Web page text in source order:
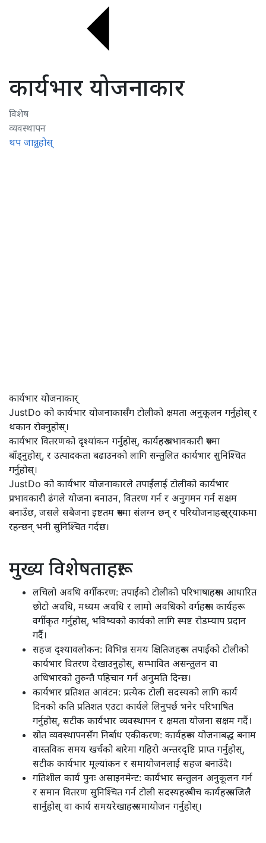
कार्यभार योजनाकार
विशेष
व्यवस्थापन
थप जान्नुहोस्
कार्यभार योजनाकार्
JustDo को कार्यभार योजनाकार्सँग टोलीको क्षमता अनुकूलन गर्नुहोस् र
थकान रोक्नुहोस्।
कार्यभार वितरणको दृश्यांकन गर्नुहोस्, कार्यहरू प्रभावकारी रूपमा
बाँड्नुहोस्, र उत्पादकता बढाउनको लागि सन्तुलित कार्यभार सुनिश्चित
गर्नुहोस्।
JustDo को कार्यभार योजनाकारले तपाईंलाई टोलीको कार्यभार
प्रभावकारी ढंगले योजना बनाउन, वितरण गर्न र अनुगमन गर्न सक्षम
बनाउँछ, जसले सबैजना इष्टतम रूपमा संलग्न छन् र परियोजनाहरू ट्र्याकमा
रहन्छन् भनी सुनिश्चित गर्दछ।
मुख्य विशेषताहरू:
लचिलो अवधि वर्गीकरण: तपाईंको टोलीको परिभाषाहरूमा आधारित
छोटो अवधि, मध्यम अवधि र लामो अवधिको वर्गहरूमा कार्यहरू
वर्गीकृत गर्नुहोस्, भविष्यको कार्यको लागि स्पष्ट रोडम्याप प्रदान
गर्दै।
सहज दृश्यावलोकन: विभिन्न समय क्षितिजहरूमा तपाईंको टोलीको
कार्यभार वितरण देखाउनुहोस्, सम्भावित असन्तुलन वा
अधिभारको तुरुन्तै पहिचान गर्न अनुमति दिन्छ।
कार्यभार प्रतिशत आवंटन: प्रत्येक टोली सदस्यको लागि कार्य
दिनको कति प्रतिशत एउटा कार्यले लिनुपर्छ भनेर परिभाषित
गर्नुहोस्, सटीक कार्यभार व्यवस्थापन र क्षमता योजना सक्षम गर्दै।
स्रोत व्यवस्थापनसँग निर्बाध एकीकरण: कार्यहरूमा योजनाबद्ध बनाम
वास्तविक समय खर्चको बारेमा गहिरो अन्तरदृष्टि प्राप्त गर्नुहोस्,
सटीक कार्यभार मूल्यांकन र समायोजनलाई सहज बनाउँदै।
गतिशील कार्य पुनः असाइनमेन्ट: कार्यभार सन्तुलन अनुकूलन गर्न
र समान वितरण सुनिश्चित गर्न टोली सदस्यहरू बीच कार्यहरू सजिलै
सार्नुहोस् वा कार्य समयरेखाहरू समायोजन गर्नुहोस्।